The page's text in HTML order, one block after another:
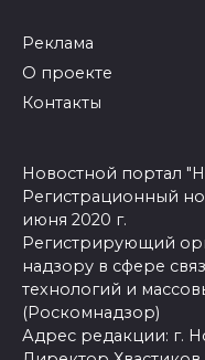
Реклама
О проекте
Контакты
Новостной портал
Регистрационный
июня 2020 г.
Регистрирующий
надзору в сфере
технологий и
(Роскомнадзор)
Адрес редакции: г.